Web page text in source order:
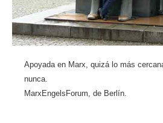
Apoyada en Marx, quizá lo más
nunca.
MarxEngelsForum, de Berlín.